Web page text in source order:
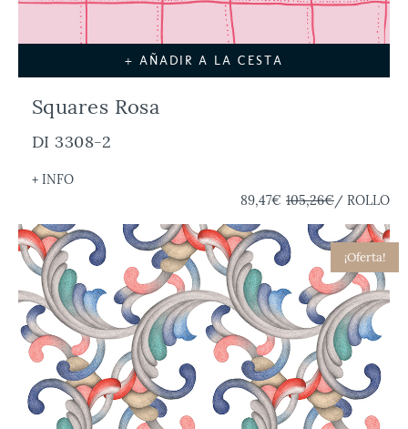
+ AÑADIR A LA CESTA
Squares Rosa
DI 3308-2
+ INFO
89,47€ 105,26€/ ROLLO
¡Oferta!